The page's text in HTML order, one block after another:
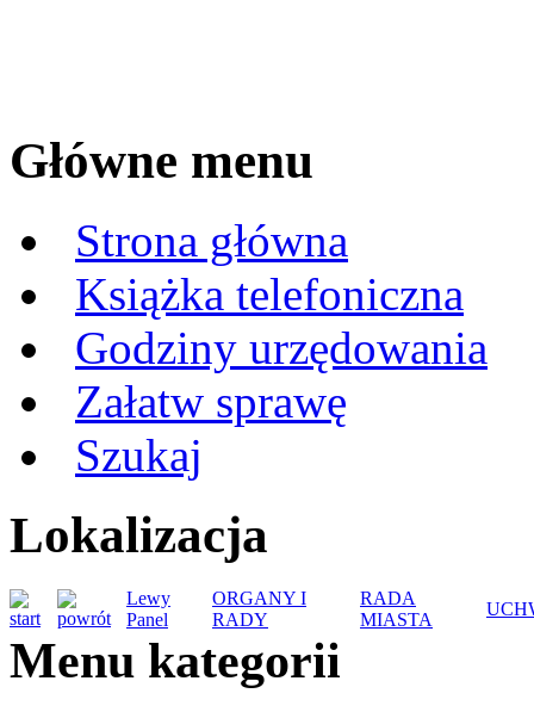
Główne menu
Strona główna
Książka telefoniczna
Godziny urzędowania
Załatw sprawę
Szukaj
Lokalizacja
Lewy
Panel
ORGANY I
RADY
RADA
MIASTA
Menu kategorii